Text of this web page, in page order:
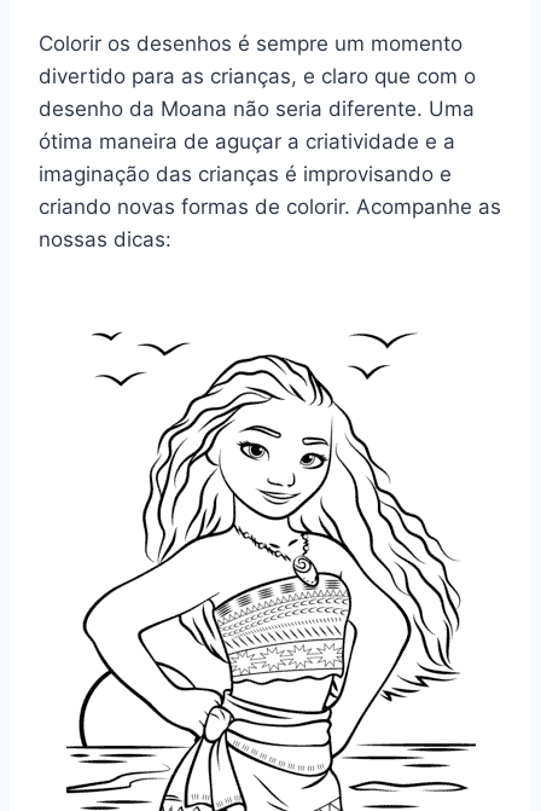
Colorir os desenhos é sempre um momento
divertido para as crianças, e claro que com o
desenho da Moana não seria diferente. Uma
ótima maneira de aguçar a criatividade e a
imaginação das crianças é improvisando e
criando novas formas de colorir. Acompanhe as
nossas dicas: